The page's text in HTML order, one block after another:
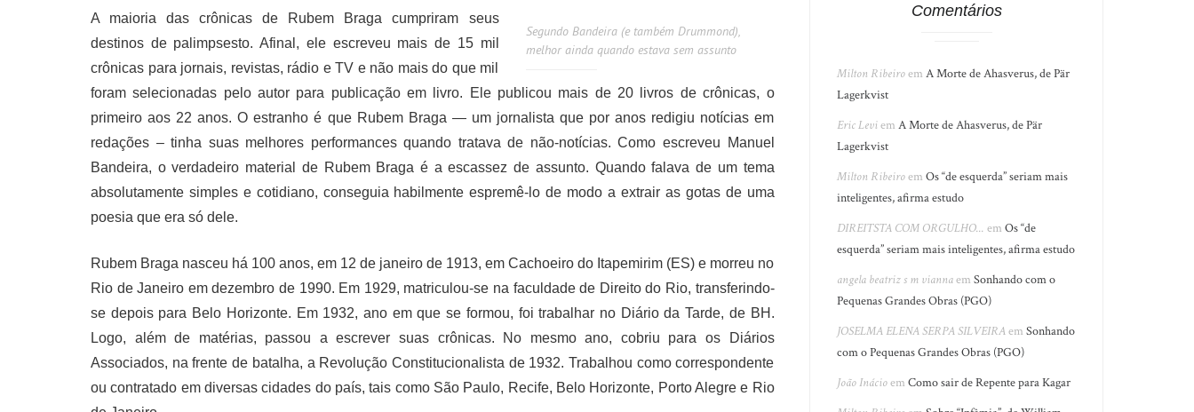
Segundo Bandeira (e também Drummond),
melhor ainda quando estava sem assunto
A maioria das crônicas de Rubem Braga cumpriram seus
destinos de palimpsesto. Afinal, ele escreveu mais de 15 mil
crônicas para jornais, revistas, rádio e TV e não mais do que mil
foram selecionadas pelo autor para publicação em livro. Ele publicou mais de 20 livros de crônicas, o
primeiro aos 22 anos. O estranho é que Rubem Braga — um jornalista que por anos redigiu notícias em
redações – tinha suas melhores performances quando tratava de não-notícias. Como escreveu Manuel
Bandeira, o verdadeiro material de Rubem Braga é a escassez de assunto. Quando falava de um tema
absolutamente simples e cotidiano, conseguia habilmente espremê-lo de modo a extrair as gotas de uma
poesia que era só dele.
Rubem Braga nasceu há 100 anos, em 12 de janeiro de 1913, em Cachoeiro do Itapemirim (ES) e morreu no
Rio de Janeiro em dezembro de 1990. Em 1929, matriculou-se na faculdade de Direito do Rio, transferindo-
se depois para Belo Horizonte. Em 1932, ano em que se formou, foi trabalhar no Diário da Tarde, de BH.
Logo, além de matérias, passou a escrever suas crônicas. No mesmo ano, cobriu para os Diários
Associados, na frente de batalha, a Revolução Constitucionalista de 1932. Trabalhou como correspondente
ou contratado em diversas cidades do país, tais como São Paulo, Recife, Belo Horizonte, Porto Alegre e Rio
Comentários
Milton RibeiroemA Morte de Ahasverus, de Pär
Lagerkvist
Eric LeviemA Morte de Ahasverus, de Pär
Lagerkvist
Milton RibeiroemOs “de esquerda” seriam mais
inteligentes, afirma estudo
DIREITSTA COM ORGULHO... emOs “de
esquerda” seriam mais inteligentes, afirma estudo
angela beatriz s m viannaemSonhando com o
Pequenas Grandes Obras (PGO)
JOSELMA ELENA SERPA SILVEIRAemSonhando
com o Pequenas Grandes Obras (PGO)
João InácioemComo sair de Repente para Kagar